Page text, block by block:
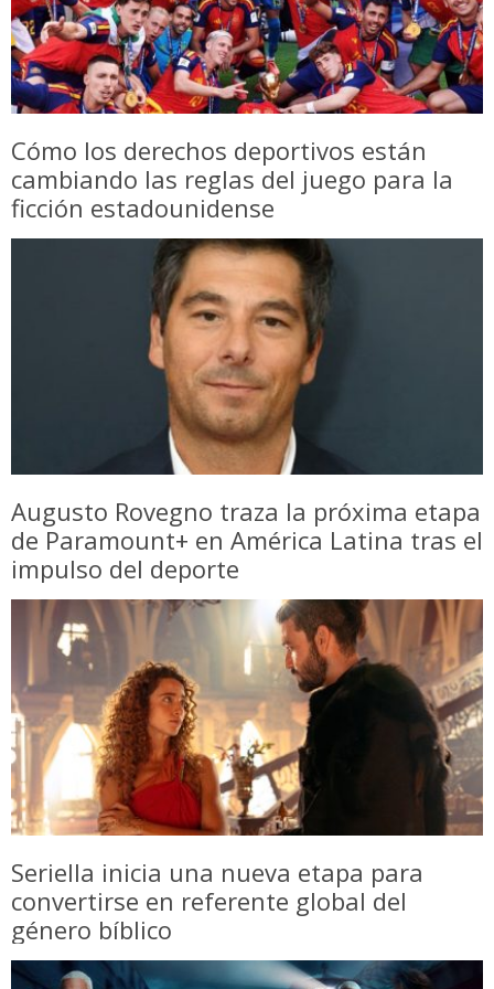
Cómo los derechos deportivos están
cambiando las reglas del juego para la
ficción estadounidense
Augusto Rovegno traza la próxima etapa
de Paramount+ en América Latina tras el
impulso del deporte
Seriella inicia una nueva etapa para
convertirse en referente global del
género bíblico